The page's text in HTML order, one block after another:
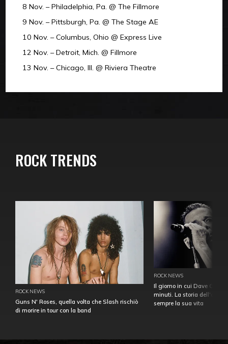
8 Nov. – Philadelphia, Pa. @ The Fillmore
9 Nov. – Pittsburgh, Pa. @ The Stage AE
10 Nov. – Columbus, Ohio @ Express Live
12 Nov. – Detroit, Mich. @ Fillmore
13 Nov. – Chicago, Ill. @ Riviera Theatre
ROCK TRENDS
ROCK NEWS
Guns N' Roses, quella volta che Slash rischiò
di morire in tour con la band
ROCK NEWS
Il giorno in cui Dave
minuti. La storia
sempre la sua vita